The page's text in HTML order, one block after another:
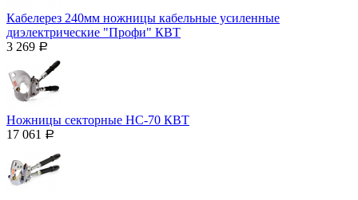
Кабелерез 240мм ножницы кабельные усиленные
диэлектрические "Профи" КВТ
3 269 Р
Ножницы секторные НС-70 КВТ
17 061
Р